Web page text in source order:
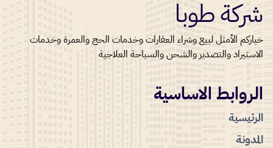
شركة طوبا
خياركم الأمثل لبيع وشراء العقارات وخدمات الحج والعمرة وخدمات
الاستيراد والتصدير والشحن والسياحة العلاجية
الروابط الاساسية
الرئيسية
المدونة